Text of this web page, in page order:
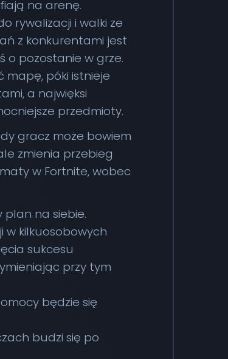
na arenę.
rywalizacji i walki ze
z konkurentami jest
o pozostanie w grze.
póki istnieje
a najwięksi
przedmioty.
gracz może bowiem
zmienia przebieg
w Fortnite, wobec
plan na siebie.
kilkuosobowych
sukcesu
przy tym
będzie się
budzi się po